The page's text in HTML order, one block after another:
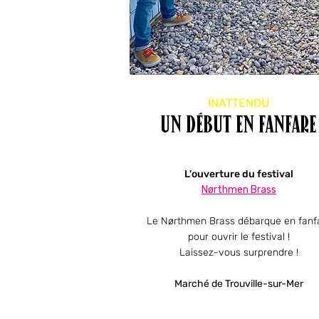
INATTENDU
un début en fanfare
L'ouverture du festival
Nørthmen Brass
Le Nørthmen Brass débarque en
pour ouvrir le festival !
Laissez-vous surprendre !
Marché de Trouville-sur-Mer